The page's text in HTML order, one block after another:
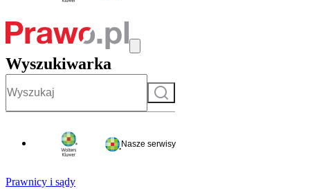
Wyszukiwarka
Szukaj
Nasze serwisy
Prawnicy i sądy